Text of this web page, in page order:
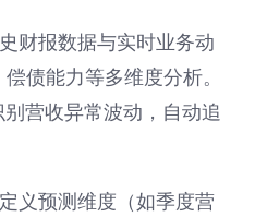
财报数据与实时业务动
债能力等多维度分析。
营收异常波动，自动追
定义预测维度（如季度营